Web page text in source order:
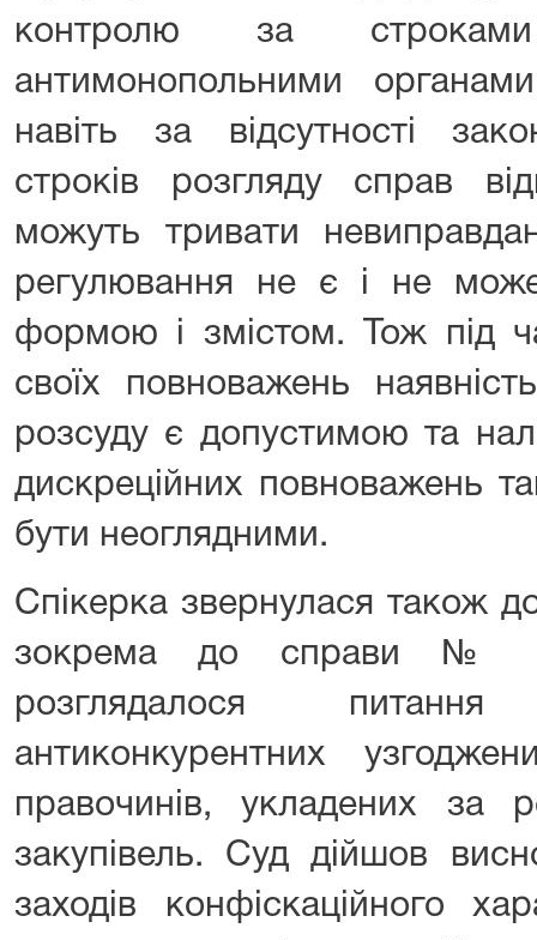
контролю за
антимонопольними
навіть за відсутності
строків розгляду справ
можуть тривати
регулювання не є і не
формою і змістом. Тож під
своїх повноважень
розсуду є допустимою та
дискреційних повноважень
бути неоглядними.
Спікерка звернулася також
зокрема до справи №
розглядалося
антиконкурентних
правочинів, укладених за
закупівель. Суд дійшов
заходів конфіскаційного